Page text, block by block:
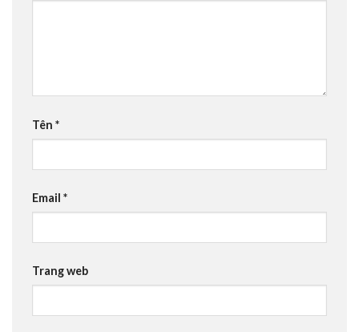
Tên *
Email *
Trang web